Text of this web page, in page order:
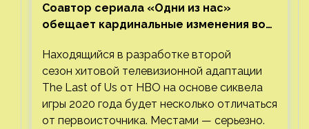
Соавтор сериала «Одни из нас»
обещает кардинальные изменения во
Находящийся в разработке второй
сезон хитовой телевизионной адаптации
The Last of Us от HBO на основе сиквела
игры 2020 года будет несколько отличаться
от первоисточника. Местами — серьезно.